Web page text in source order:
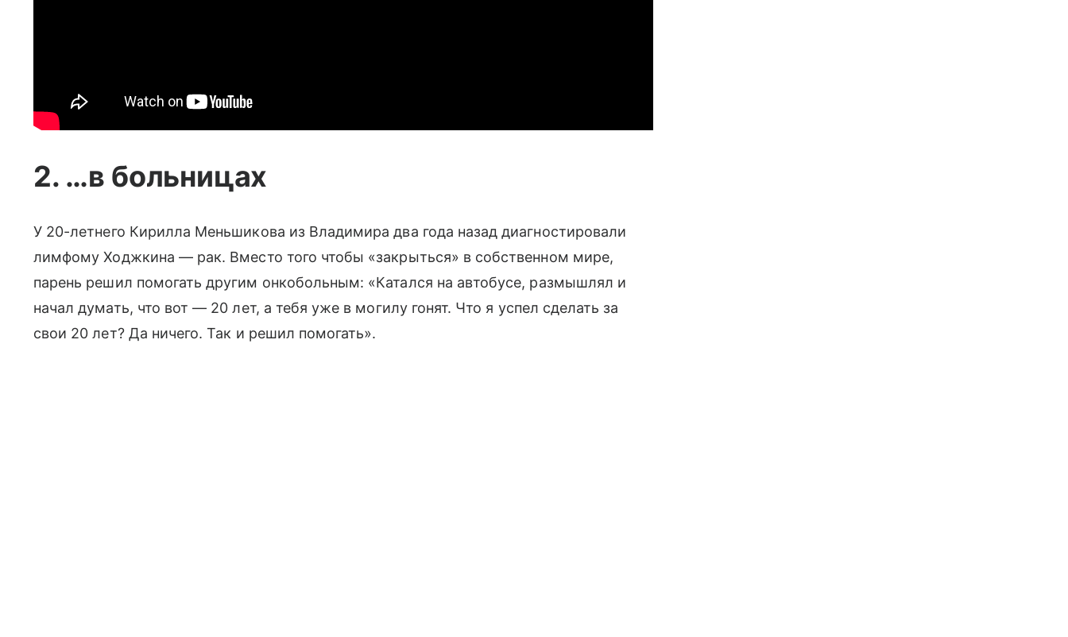
2. …в больницах
У 20-летнего Кирилла Меньшикова из Владимира два года назад диагностировали
лимфому Ходжкина — рак. Вместо того чтобы «закрыться» в собственном мире,
парень решил помогать другим онкобольным: «Катался на автобусе, размышлял и
начал думать, что вот — 20 лет, а тебя уже в могилу гонят. Что я успел сделать за
свои 20 лет? Да ничего. Так и решил помогать».